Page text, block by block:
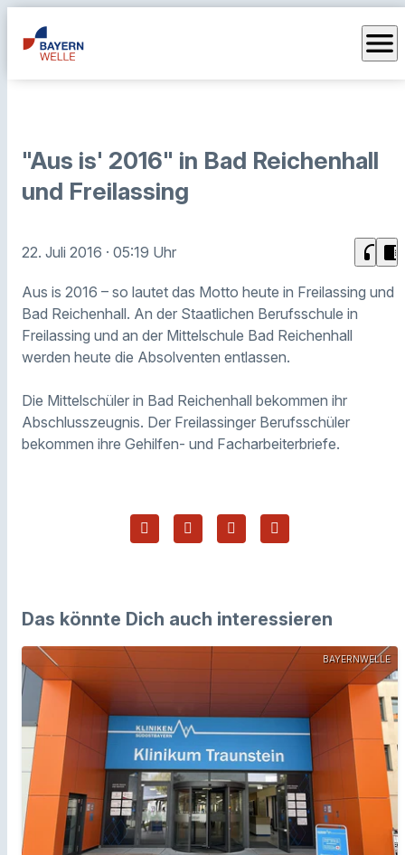
menu
"Aus is' 2016" in Bad Reichenhall
und Freilassing
22. Juli 2016 · 05:19 Uhr headphones chrome_reader_mode
Aus is 2016 – so lautet das Motto heute in Freilassing und
Bad Reichenhall. An der Staatlichen Berufsschule in
Freilassing und an der Mittelschule Bad Reichenhall
werden heute die Absolventen entlassen.
Die Mittelschüler in Bad Reichenhall bekommen ihr
Abschlusszeugnis. Der Freilassinger Berufsschüler
bekommen ihre Gehilfen- und Facharbeiterbriefe.
Das könnte Dich auch interessieren
BAYERNWELLE